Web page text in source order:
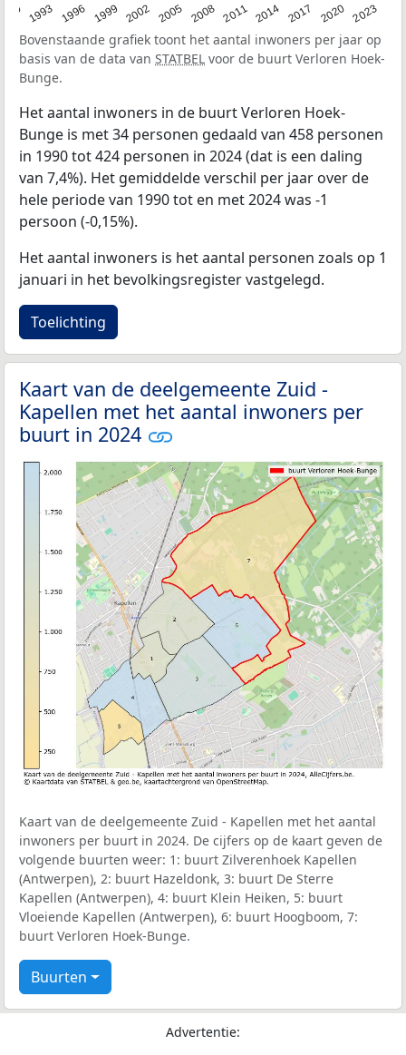
1993 1996 1999 2002 2005 2008 2011 2014 2017 2020 2023
Bovenstaande grafiek toont het aantal inwoners per jaar op
basis van de data van STATBEL voor de buurt Verloren Hoek-
Bunge.
Het aantal inwoners in de buurt Verloren Hoek-
Bunge is met 34 personen gedaald van 458 personen
in 1990 tot 424 personen in 2024 (dat is een daling
van 7,4%). Het gemiddelde verschil per jaar over de
hele periode van 1990 tot en met 2024 was -1
persoon (-0,15%).
Het aantal inwoners is het aantal personen zoals op 1
januari in het bevolkingsregister vastgelegd.
Toelichting
Kaart van de deelgemeente Zuid -
Kapellen met het aantal inwoners per
buurt in 2024
Kaart van de deelgemeente Zuid - Kapellen met het aantal
inwoners per buurt in 2024. De cijfers op de kaart geven de
volgende buurten weer: 1: buurt Zilverenhoek Kapellen
(Antwerpen), 2: buurt Hazeldonk, 3: buurt De Sterre
Kapellen (Antwerpen), 4: buurt Klein Heiken, 5: buurt
Vloeiende Kapellen (Antwerpen), 6: buurt Hoogboom, 7:
buurt Verloren Hoek-Bunge.
Buurten
Advertentie: